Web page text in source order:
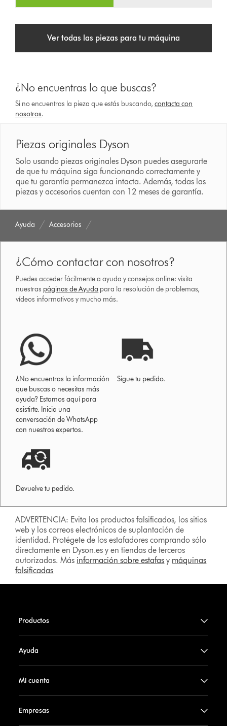
Ver todas las piezas para tu máquina
¿No encuentras lo que buscas?
Si no encuentras la pieza que estás buscando,contacta con
nosotros.
Piezas originales Dyson
Solo usando piezas originales Dyson puedes asegurarte
de que tu máquina siga funcionando correctamente y
que tu garantía permanezca intacta. Además, todas las
piezas y accesorios cuentan con 12 meses de garantía.
Ayuda Accesorios
¿Cómo contactar con nosotros?
Puedes acceder fácilmente a ayuda y consejos online: visita
nuestras páginas de Ayuda para la resolución de problemas,
vídeos informativos y mucho más.
¿No encuentras la información
que buscas o necesitas más
ayuda? Estamos aquí para
asistirte. Inicia una
conversación de WhatsApp
con nuestros expertos.
Sigue tu pedido.
Devuelve tu pedido.
ADVERTENCIA: Evita los productos falsificados, los sitios
web y los correos electrónicos de suplantación de
identidad. Protégete de los estafadores comprando sólo
directamente en Dyson.es y en tiendas de terceros
autorizadas. Más información sobre estafas y máquinas
falsificadas
Productos
Ayuda
Mi cuenta
Empresas